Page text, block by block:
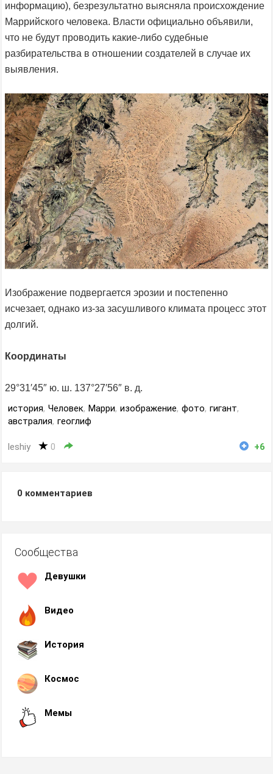
информацию), безрезультатно выясняла происхождение
Маррийского человека. Власти официально объявили,
что не будут проводить какие-либо судебные
разбирательства в отношении создателей в случае их
выявления.
Изображение подвергается эрозии и постепенно
исчезает, однако из-за засушливого климата процесс этот
долгий.
Координаты
29°31′45″ ю. ш. 137°27′56″ в. д.
история, Человек, Марри, изображение, фото, гигант,
австралия, геоглиф
leshiy 0 +6
0 комментариев
Сообщества
Девушки
Видео
История
Космос
Мемы